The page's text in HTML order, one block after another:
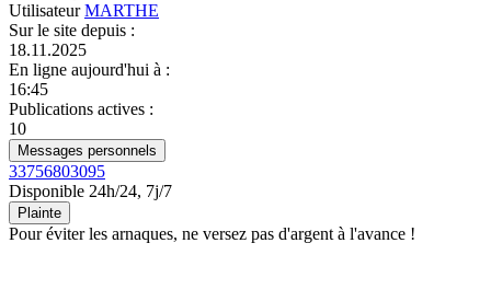
UtilisateurMARTHE
Sur le site depuis :
18.11.2025
En ligne aujourd'hui à :
16:45
Publications actives :
10
Messages personnels
33756803095
Disponible 24h/24, 7j/7
Plainte
Pour éviter les arnaques, ne versez pas d'argent à l'avance !